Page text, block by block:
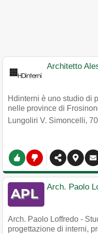
Architetto
Hdinterni è uno studio di
nelle province di
Lungoliri V. Simoncelli, 70
Arch. Paolo
Arch. Paolo Loffredo -
progettazione di interni,